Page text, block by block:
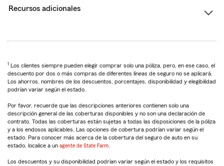
Recursos adicionales
1 Los clientes siempre pueden elegir comprar solo una póliza, pero, en ese caso, el
descuento por dos o más compras de diferentes líneas de seguro no se aplicará.
Los ahorros, nombres de los descuentos, porcentajes, disponibilidad y elegibilidad
podrían variar según el estado.
Por favor, recuerde que las descripciones anteriores contienen solo una
descripción general de las coberturas disponibles y no son una declaración de
contrato. Todas las coberturas están sujetas a todas las disposiciones de la póliza
y a los endosos aplicables. Las opciones de cobertura podrían variar según el
estado. Para conocer más acerca de la cobertura del seguro de auto en su
estado, localice a un agente de State Farm
Los descuentos y su disponibilidad podrían variar según el estado y los requisitos